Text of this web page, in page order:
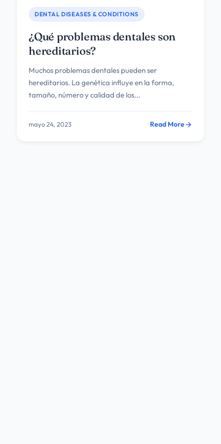
DENTAL DISEASES & CONDITIONS
¿Qué problemas dentales son
hereditarios?
Muchos problemas dentales pueden ser
hereditarios. La genética influye en la forma,
tamaño, número y calidad de los...
mayo 24, 2023 Read More